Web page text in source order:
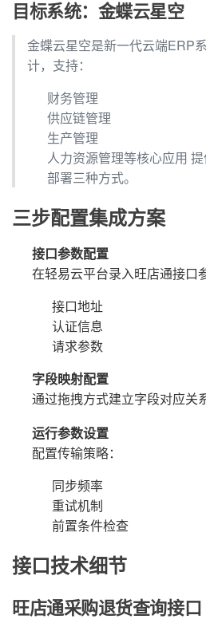
目标系统：金蝶云星空
金蝶云星空是新一代云端ERP
计，支持：
财务管理
供应链管理
生产管理
人力资源管理等核心应用
部署三种方式。
三步配置集成方案
接口参数配置
在轻易云平台录入旺店通接口
接口地址
认证信息
请求参数
字段映射配置
通过拖拽方式建立字段对应关
运行参数设置
配置传输策略：
同步频率
重试机制
前置条件检查
接口技术细节
旺店通采购退货查询接口